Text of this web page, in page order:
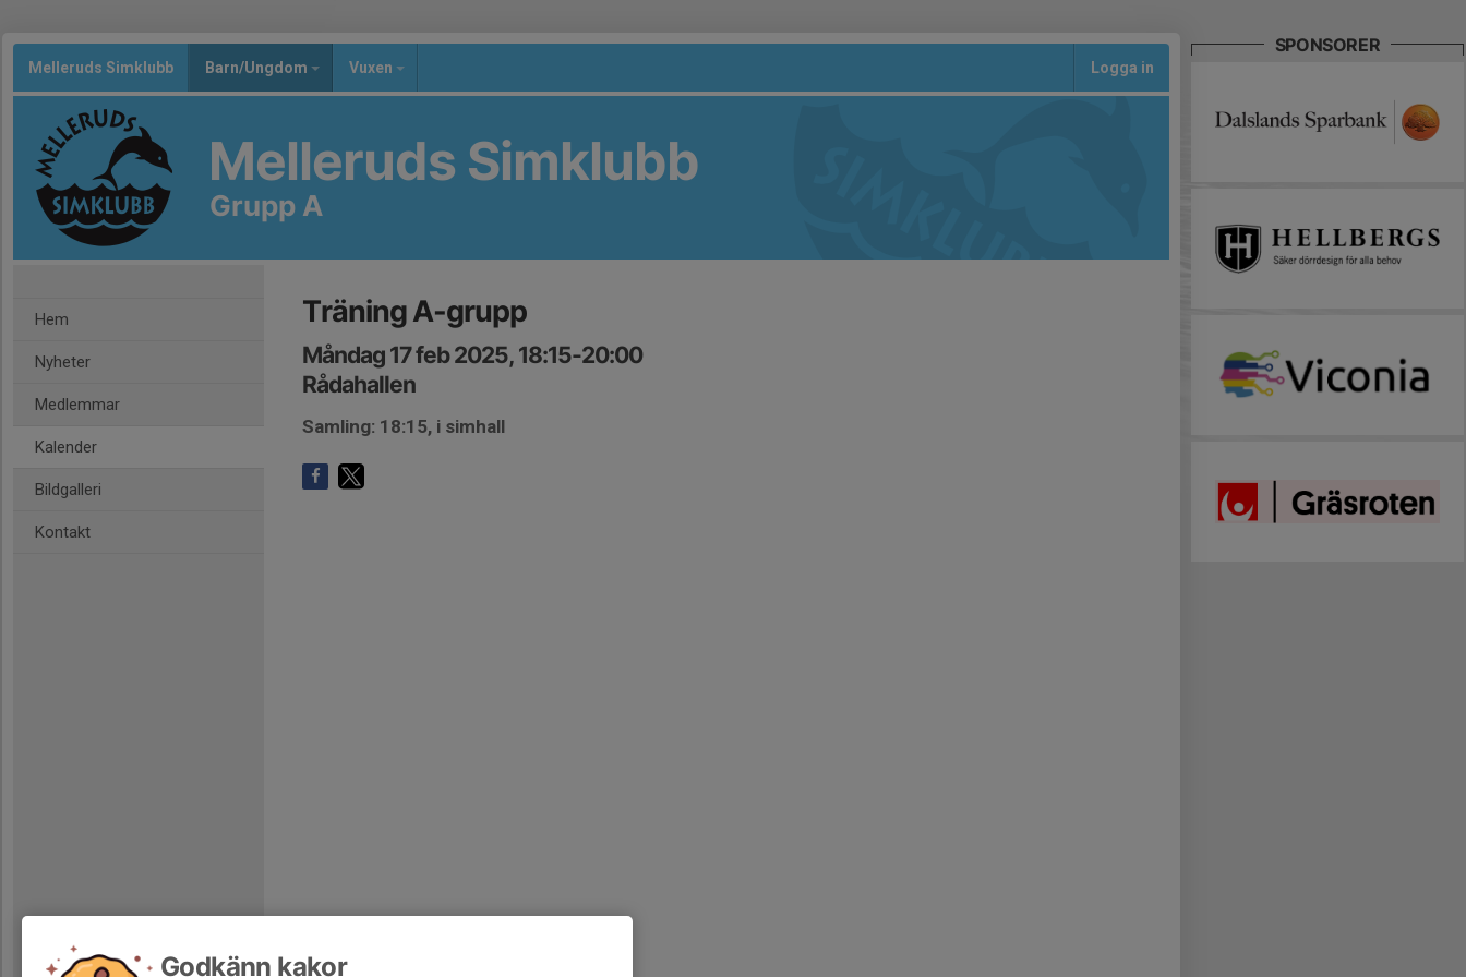
Melleruds Simklubb Barn/Ungdom Vuxen Logga in
Melleruds Simklubb
Grupp A
Hem
Nyheter
Medlemmar
Kalender
Bildgalleri
Kontakt
Träning A-grupp
Måndag 17 feb 2025, 18:15-20:00
Rådahallen
Samling: 18:15, i simhall
SPONSORER
Godkänn kakor